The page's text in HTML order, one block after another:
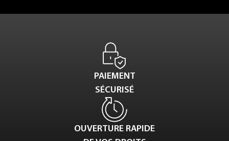
PAIEMENT
SÉCURISÉ
OUVERTURE RAPIDE